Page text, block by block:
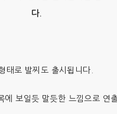
다.
태로 발찌도 출시됩니다.
에 보일듯 말듯한 느낌으로 연